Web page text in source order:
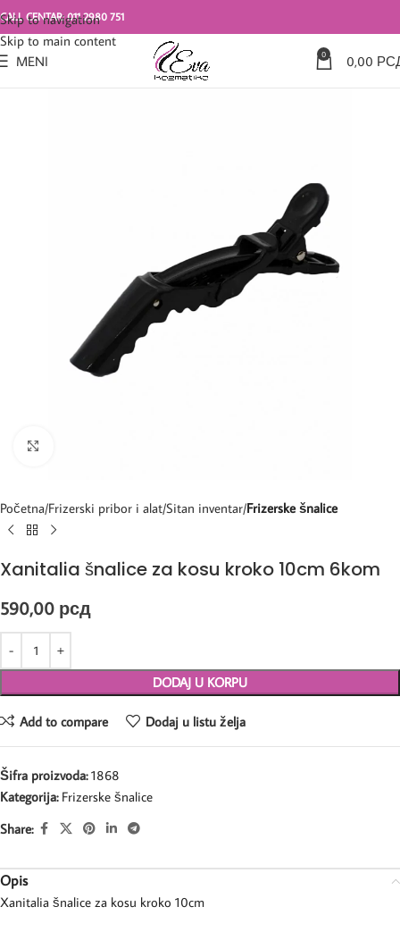
Skip to navigation
Skip to main content
CALL CENTAR: 011 2980 751
MENI 0 0,00
Početna Frizerski pribor i alat Sitan inventar Frizerske šnalice
Xanitalia šnalice za kosu kroko 10cm 6kom
590,00 рсд
DODAJ U KORPU
Add to compare Dodaj u listu želja
Šifra proizvoda:1868
Kategorija: Frizerske šnalice
Share:
Opis
Xanitalia šnalice za kosu kroko 10cm